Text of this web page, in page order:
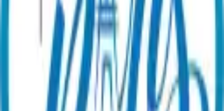
Use my gift card Guides & News Become a partner
Contact our team!
General Terms of Sale Legal Notice Privacy PolicyReview
Management Policy
Cookie preferences